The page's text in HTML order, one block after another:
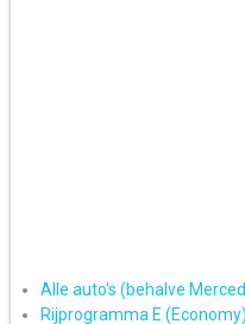
Alle auto's (behalve
Rijprogramma E (Economy)